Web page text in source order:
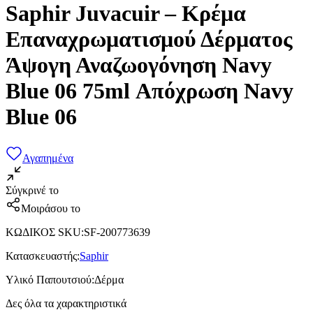
Saphir Juvacuir – Κρέμα
Επαναχρωματισμού Δέρματος
Άψογη Αναζωογόνηση Navy
Blue 06 75ml Απόχρωση Navy
Blue 06
Αγαπημένα
Σύγκρινέ το
Μοιράσου το
ΚΩΔΙΚΟΣ SKU:SF-200773639
Κατασκευαστής:Saphir
Υλικό Παπουτσιού:Δέρμα
Δες όλα τα χαρακτηριστικά